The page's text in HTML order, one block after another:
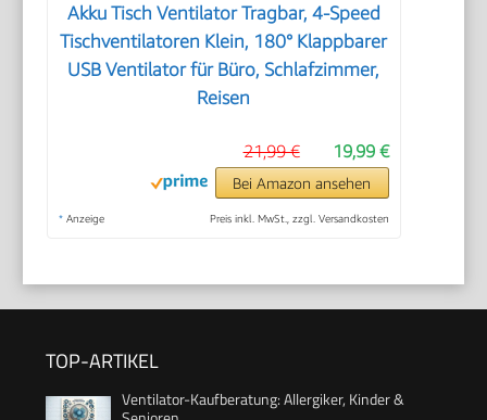
Akku Tisch Ventilator Tragbar, 4-Speed
Tischventilatoren Klein, 180° Klappbarer
USB Ventilator für Büro, Schlafzimmer,
Reisen
19,99 €
21,99 €
Bei Amazon ansehen
* Anzeige Preis inkl. MwSt., zzgl. Versandkosten
TOP-ARTIKEL
Ventilator-Kaufberatung: Allergiker, Kinder &